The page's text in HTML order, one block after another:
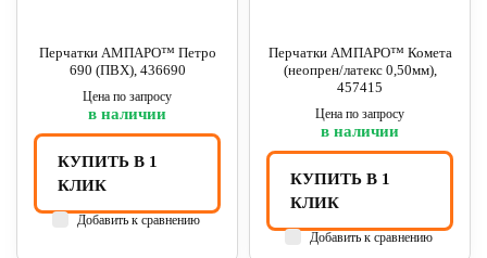
Перчатки АМПАРО™ Петро
690 (ПВХ), 436690
Цена по запросу
в наличии
КУПИТЬ В 1
КЛИК
Добавить к сравнению
Перчатки АМПАРО™ Комета
(неопрен/латекс 0,50мм),
457415
Цена по запросу
в наличии
КУПИТЬ В 1
КЛИК
Добавить к сравнению